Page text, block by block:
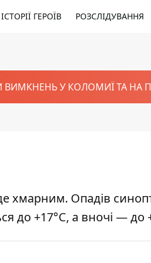
ІСТОРІЇ ГЕРОЇВ РОЗСЛІДУВАННЯ
ВИМКНЕНЬ У КОЛОМИЇ ТА НА
хмарним. Опадів
до +17°С, а вночі — до